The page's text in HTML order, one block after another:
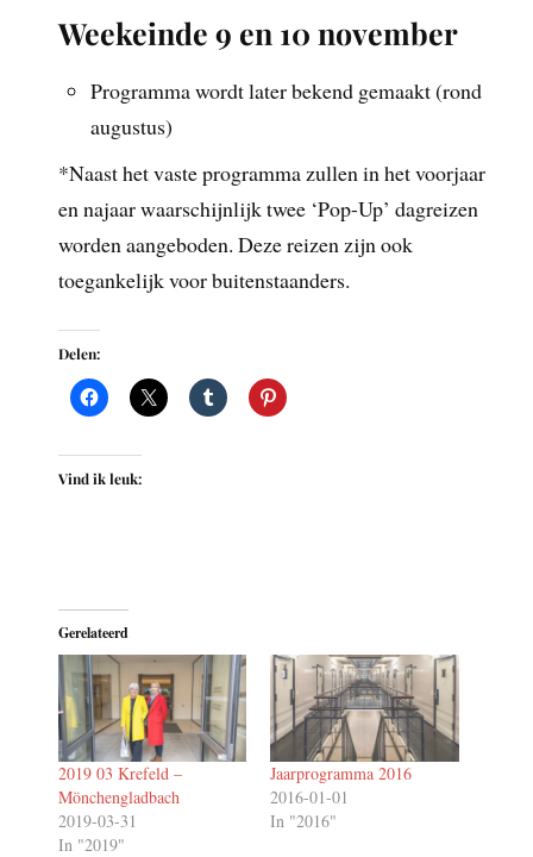
Weekeinde 9 en 10 november
Programma wordt later bekend gemaakt (rond
augustus)
*Naast het vaste programma zullen in het voorjaar
en najaar waarschijnlijk twee ‘Pop-Up’ dagreizen
worden aangeboden. Deze reizen zijn ook
toegankelijk voor buitenstaanders.
Delen:
Vind ik leuk:
Gerelateerd
2019 03 Krefeld –
Mönchengladbach
2019-03-31
In "2019"
Jaarprogramma 2016
2016-01-01
In "2016"